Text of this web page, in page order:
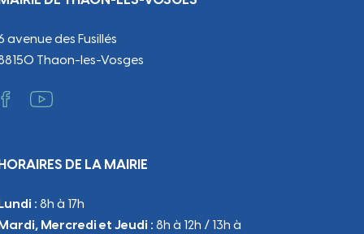
avenue des Fusillés
Thaon-les-Vosges
DE LA MAIRIE
: 8h à 17h
Mercredi et Jeudi : 8h à 12h / 13h à